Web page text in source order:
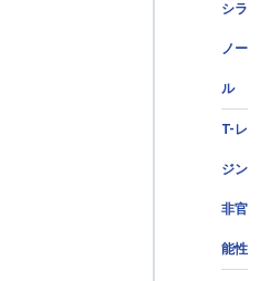
シラ
ノー
ル
T-レ
ジン
非官
能性